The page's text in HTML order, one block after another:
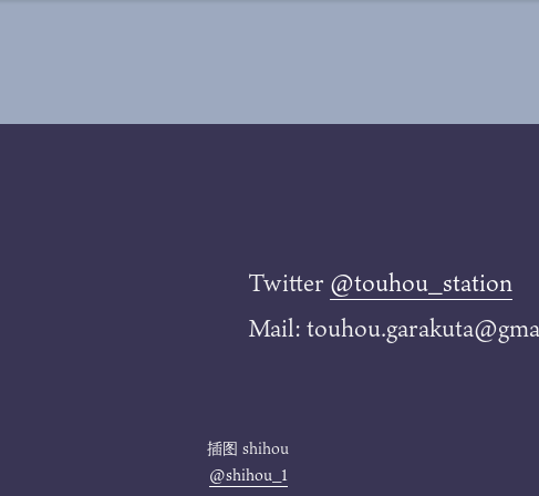
Twitter @touhou_station
Mail:
插图 shihou
@shihou_1